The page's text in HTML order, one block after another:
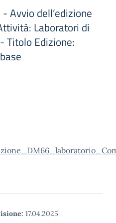
Avvio dell’edizione
Laboratori di
Titolo Edizione:
17.04.2025